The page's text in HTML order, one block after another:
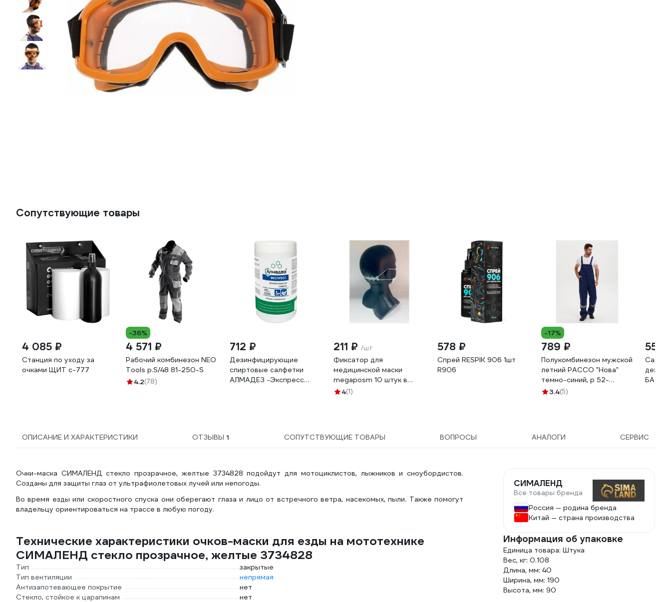
Сопутствующие товары
4 085 ₽
Станция по уходу за
очками ЩИТ с-777
-36%
4 571 ₽
Рабочий комбинезон NEO
Tools p.S/48 81-250-S
4.2(78)
712 ₽
Дезинфицирующие
спиртовые салфетки
АЛМАДЕЗ -Экспресс
211 ₽ /шт
Фиксатор для
медицинской маски
megaposm 10 штук в
упаковке ФМ 02514
4(1)
578 ₽
Спрей RESPIK 906 1шт
R906
-17%
789 ₽
Полукомбинезон мужской
летний РАССО "Нова"
темно-синий, р 52-
54/182-188 76461 (52/182)
3.4(5)
558
ОПИСАНИЕ И ХАРАКТЕРИСТИКИ ОТЗЫВЫ 1 СОПУТСТВУЮЩИЕ ТОВАРЫ ВОПРОСЫ АНАЛОГИ СЕРВИС
Очки-маска СИМАЛЕНД стекло прозрачное, желтые 3734828 подойдут для мотоциклистов, лыжников и сноубордистов.
Созданы для защиты глаз от ультрафиолетовых лучей или непогоды.
Во время езды или скоростного спуска они оберегают глаза и лицо от встречного ветра, насекомых, пыли. Также помогут
владельцу ориентироваться на трассе в любую погоду.
Технические характеристики очков-маски для езды на мототехнике
СИМАЛЕНД стекло прозрачное, желтые 3734828
Тип
закрытые
Тип вентиляции
непрямая
Антизапотевающее покрытие
нет
Стекло, стойкое к царапинам
нет
СИМАЛЕНД
Все товары бренда
Россия — родина бренда
Китай — страна производства
Информация об упаковке
Единица товара: Штука
Вес, кг: 0.108
Длина, мм: 40
Ширина, мм: 190
Высота, мм: 90